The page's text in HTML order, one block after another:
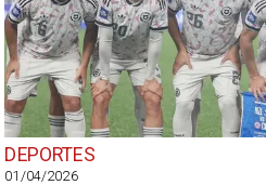
DEPORTES
01/04/2026